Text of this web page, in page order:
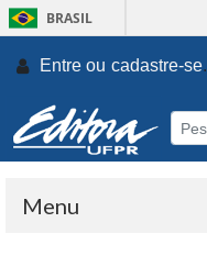
BRASIL
Entre ou cadastre-se.
Menu